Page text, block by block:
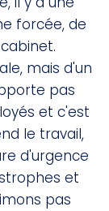
forcée, de
mais d'un
pas
et c'est
le travail,
d'urgence
et
pas